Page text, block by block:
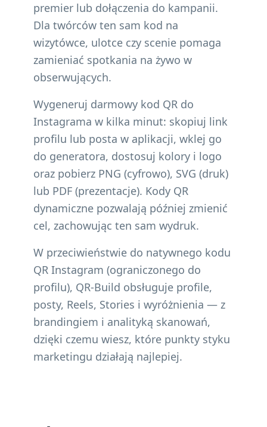
premier lub dołączenia do kampanii.
Dla twórców ten sam kod na
wizytówce, ulotce czy scenie pomaga
zamieniać spotkania na żywo w
obserwujących.
Wygeneruj darmowy kod QR do
Instagrama w kilka minut: skopiuj link
profilu lub posta w aplikacji, wklej go
do generatora, dostosuj kolory i logo
oraz pobierz PNG (cyfrowo), SVG (druk)
lub PDF (prezentacje). Kody QR
dynamiczne pozwalają później zmienić
cel, zachowując ten sam wydruk.
W przeciwieństwie do natywnego kodu
QR Instagram (ograniczonego do
profilu), QR-Build obsługuje profile,
posty, Reels, Stories i wyróżnienia — z
brandingiem i analityką skanowań,
dzięki czemu wiesz, które punkty styku
marketingu działają najlepiej.